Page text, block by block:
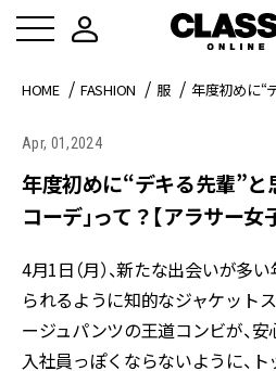
HOME FASHION 服 年度初めに“
Apr, 01,2024
年度初めに“デキる先輩”と
コーデ」って？【アラサー女
4月1日（月）、新たな出会いが多
られるように知的なジャケット
ージュパンツの王道コンビが、安
入社員っぽくならないように、